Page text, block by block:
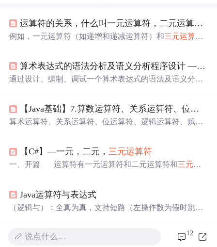
运算符的关系，什么叫一元运算符，二元运算符，
例如，一元运算符（如递增和递减运算符）和三元运算符
系运算符：==、!=、>、=、>>，用于执行位操作。
算术表达式的语法分析及语义分析程序设计 —— LR分析法、输出三元式
通过设计、编制、调试一个算术表达式的语法及语义分析
【Java基础】7.算数运算符、关系运算符、位运算符、逻辑运算符、赋值运算符、
算术运算符、关系运算符、位运算符、逻辑运算符、赋值
【C#】—一元，二元，三元运算符
一、开篇 运算符有一元运算符和二元运算符和三元运
常使用的"+", "-", "*", 需要两个数参与运算的运算符，我们
就叫二元运算符 对于像(?:)，需要三个表达式参与运算
Java运算符与表达式
（逻辑与）：全真为真，支持短路（左操作数为假时跳过
调用组成的代码片段，最终返回一个值。：按位异或（相
说点什么… 12